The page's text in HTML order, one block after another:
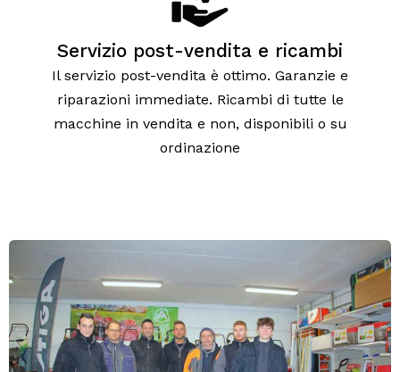
Servizio post-vendita e ricambi
Il servizio post-vendita è ottimo. Garanzie e
riparazioni immediate. Ricambi di tutte le
macchine in vendita e non, disponibili o su
ordinazione